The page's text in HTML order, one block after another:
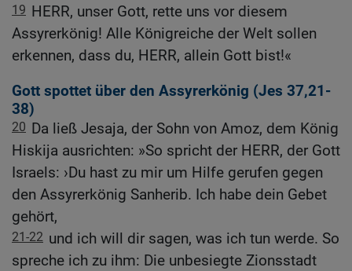
19 HERR, unser Gott, rette uns vor diesem
Assyrerkönig! Alle Königreiche der Welt sollen
erkennen, dass du, HERR, allein Gott bist!«
Gott spottet über den Assyrerkönig (Jes 37,21-
38)
20 Da ließ Jesaja, der Sohn von Amoz, dem König
Hiskija ausrichten: »So spricht der HERR, der Gott
Israels: ›Du hast zu mir um Hilfe gerufen gegen
den Assyrerkönig Sanherib. Ich habe dein Gebet
gehört,
21-22 und ich will dir sagen, was ich tun werde. So
spreche ich zu ihm: Die unbesiegte Zionsstadt